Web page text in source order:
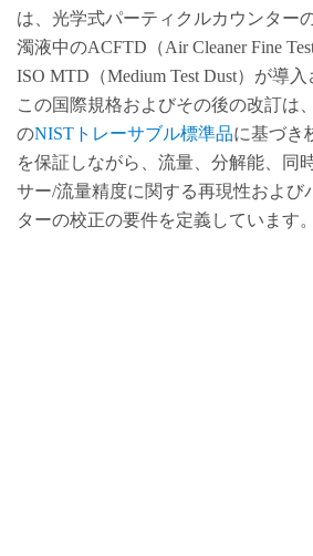
は、光学式パーティクルカウンター
濁液中のACFTD（Air Cleaner Fine
ISO MTD（Medium Test Dust）が導入
この国際規格およびその後の改訂は
のNISTトレーサブル標準品に基づき
を保証しながら、流量、分解能、同
サー/流量精度に関する再現性および
ターの校正の要件を定義しています。